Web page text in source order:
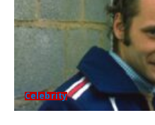
Celebrity